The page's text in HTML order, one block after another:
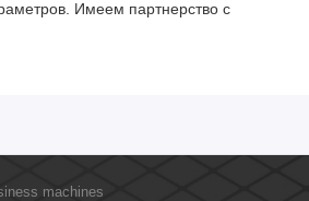
Имеем партнерство с
что позволяет исключить ошибки даже
machines